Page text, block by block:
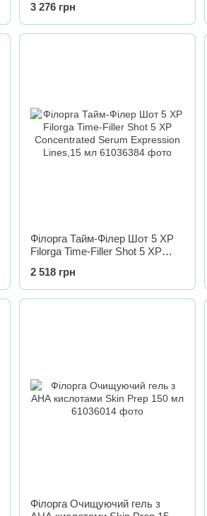
COUNTOUR GEL, 15 мл
3 276 грн
Філорга Тайм-Філер Шот 5 XP
Filorga Time-Filler Shot 5 XP
Lines,15 мл
2 518 грн
Філорга Очищуючий гель з